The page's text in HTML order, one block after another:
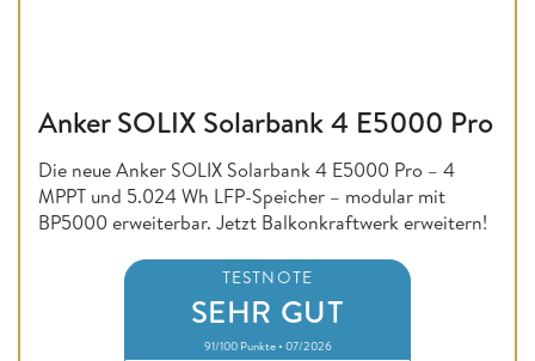
Anker SOLIX Solarbank 4 E5000 Pro
Die neue Anker SOLIX Solarbank 4 E5000 Pro – 4
MPPT und 5.024 Wh LFP-Speicher – modular mit
BP5000 erweiterbar. Jetzt Balkonkraftwerk erweitern!
TESTNOTE
SEHR GUT
91/100 Punkte • 07/2026